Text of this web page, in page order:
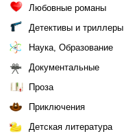
Любовные романы
Детективы и триллеры
Наука, Образование
Документальные
Проза
Приключения
Детская литература